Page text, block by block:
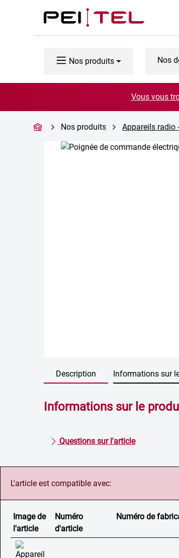
au contenu principal
Passer à la recherche
Passer à la navigation principale
Nos produits Nos
Vous vous
Nos produits Appareils radio
Ignorer la galerie d'images
Description Informations sur
Informations sur le
Questions sur l'article
L'article est compatible avec:
Image de
l'article
Numéro
d'article
Numéro de